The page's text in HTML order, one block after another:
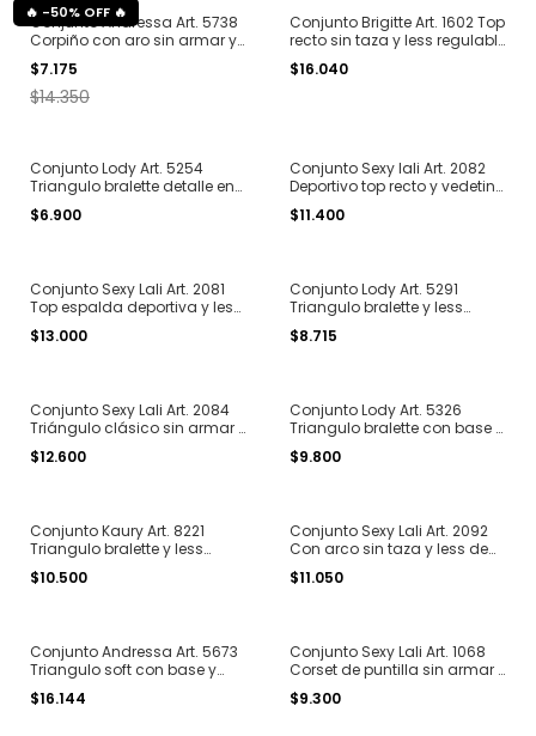
Conjunto Andressa Art. 5738
Corpiño con aro sin armar y
less regulable de puntilla T.
85 al 95
$7.175
-50% OFF
$14.350
Conjunto Brigitte Art. 1602 Top
recto sin taza y less regulable
de microfibra T. 90 al 105
$16.040
Conjunto Lody Art. 5254
Triangulo bralette detalle en
la espalda y less de
microfibra puntilla T. 85 al
$6.900
Conjunto Sexy lali Art. 2082
Deportivo top recto y vedetina
algodón liso T. 85 al 100
$11.400
Conjunto Sexy Lali Art. 2081
Top espalda deportiva y less
alta algodón con elástico
personalizado T. 85 al 100
$13.000
Conjunto Lody Art. 5291
Triangulo bralette y less
regulable de puntilla T. 85 al
100
$8.715
Conjunto Sexy Lali Art. 2084
Triángulo clásico sin armar y
less elastico personalizado
algodon T. 85 al 100
$12.600
Conjunto Lody Art. 5326
Triangulo bralette con base y
vedetina de microfibra y
puntilla T. 85 al 100
$9.800
Conjunto Kaury Art. 8221
Triangulo bralette y less
elastizado de tul T. 85 al 100
$10.500
Conjunto Sexy Lali Art. 2092
Con arco sin taza y less de
tul y encaje T. 95 a 105
$11.050
Conjunto Andressa Art. 5673
Triangulo soft con base y
less puntilla T. 85 al 100
$16.144
Conjunto Sexy Lali Art. 1068
Corset de puntilla sin armar y
tangaless de puntilla T. 85 al
100
$9.300